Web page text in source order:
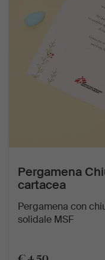
Pergamena
cartacea
Pergamena con
solidale MSF